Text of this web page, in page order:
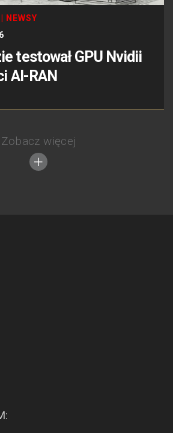
NEWSY
testował GPU Nvidii
AI-RAN
Zobacz więcej